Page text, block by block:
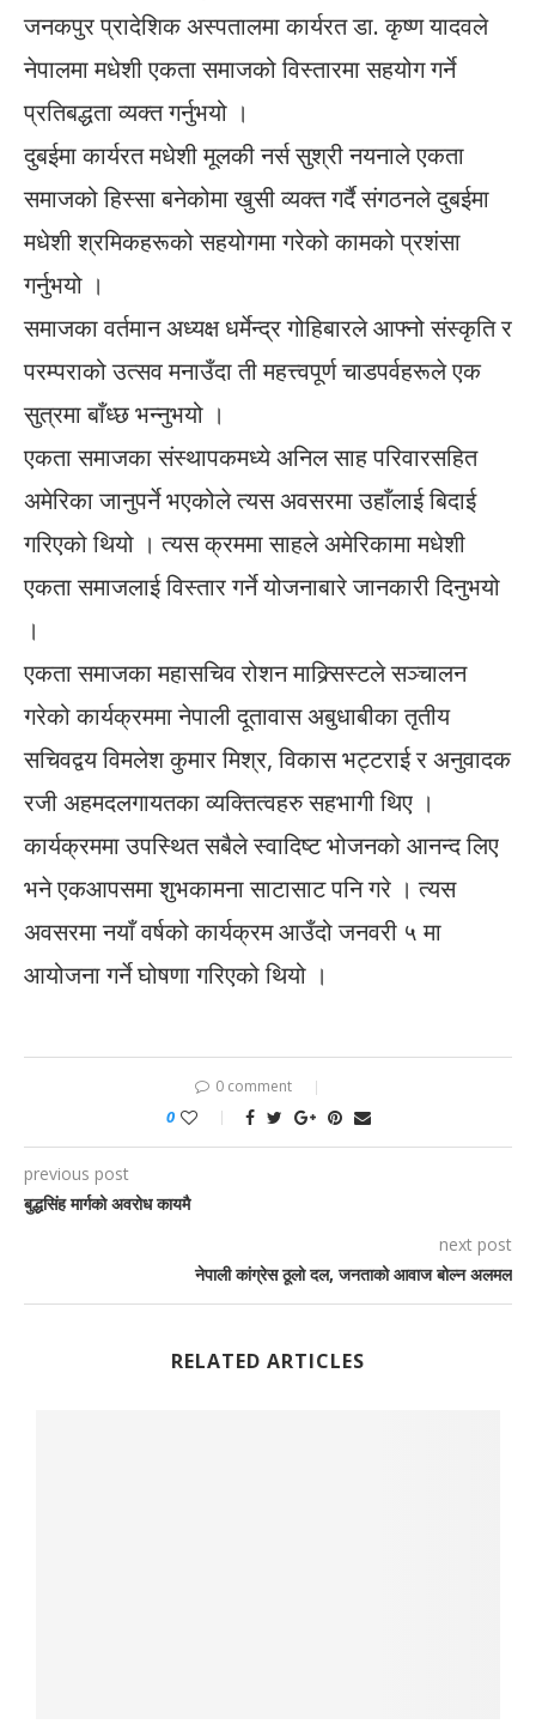
जनकपुर प्रादेशिक अस्पतालमा कार्यरत डा. कृष्ण यादवले
नेपालमा मधेशी एकता समाजको विस्तारमा सहयोग गर्ने
प्रतिबद्धता व्यक्त गर्नुभयो ।
दुबईमा कार्यरत मधेशी मूलकी नर्स सुश्री नयनाले एकता
समाजको हिस्सा बनेकोमा खुसी व्यक्त गर्दै संगठनले दुबईमा
मधेशी श्रमिकहरूको सहयोगमा गरेको कामको प्रशंसा
गर्नुभयो ।
समाजका वर्तमान अध्यक्ष धर्मेन्द्र गोहिबारले आफ्नो संस्कृति र
परम्पराको उत्सव मनाउँदा ती महत्त्वपूर्ण चाडपर्वहरूले एक
सुत्रमा बाँध्छ भन्नुभयो ।
एकता समाजका संस्थापकमध्ये अनिल साह परिवारसहित
अमेरिका जानुपर्ने भएकोले त्यस अवसरमा उहाँलाई बिदाई
गरिएको थियो । त्यस क्रममा साहले अमेरिकामा मधेशी
एकता समाजलाई विस्तार गर्ने योजनाबारे जानकारी दिनुभयो
।
एकता समाजका महासचिव रोशन माक्र्सिस्टले सञ्चालन
गरेको कार्यक्रममा नेपाली दूतावास अबुधाबीका तृतीय
सचिवद्वय विमलेश कुमार मिश्र, विकास भट्टराई र अनुवादक
रजी अहमदलगायतका व्यक्तित्वहरु सहभागी थिए ।
कार्यक्रममा उपस्थित सबैले स्वादिष्ट भोजनको आनन्द लिए
भने एकआपसमा शुभकामना साटासाट पनि गरे । त्यस
अवसरमा नयाँ वर्षको कार्यक्रम आउँदो जनवरी ५ मा
आयोजना गर्ने घोषणा गरिएको थियो ।
0 comment
0
previous post
बुद्धसिंह मार्गको अवरोध कायमै
next post
नेपाली कांग्रेस ठूलो दल, जनताको आवाज बोल्न अलमल
RELATED ARTICLES